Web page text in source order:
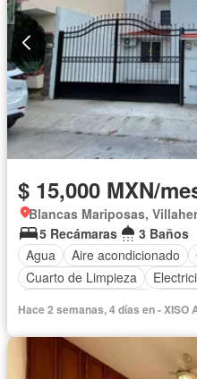
$ 15,000 MXN/
Blancas Mariposas,
5 Recámaras
3 Baños
Agua
Aire acondicionado
Cuarto de Limpieza
Hace 2 semanas, 4 días en - XISO